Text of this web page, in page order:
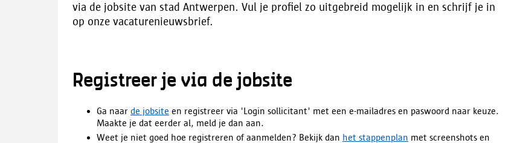
via de jobsite van stad Antwerpen. Vul je profiel zo uitgebreid mogelijk in en schrijf je in
op onze vacaturenieuwsbrief.
Registreer je via de jobsite
Ga naar de jobsite en registreer via 'Login sollicitant' met een e-mailadres en paswoord naar keuze.
Maakte je dat eerder al, meld je dan aan.
Weet je niet goed hoe registreren of aanmelden? Bekijk dan het stappenplan met screenshots en